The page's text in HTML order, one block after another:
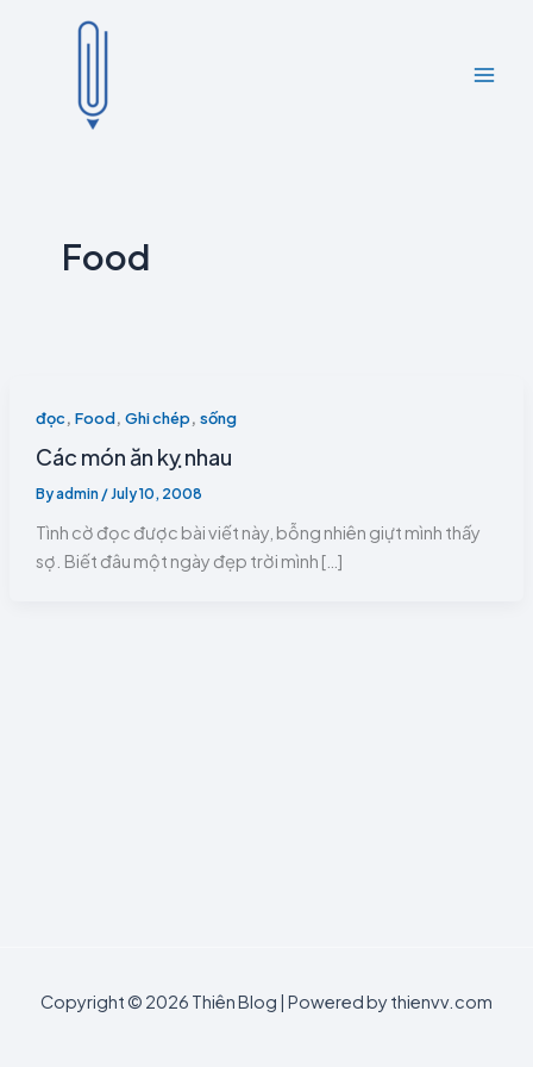
Food
đọc, Food, Ghi chép, sống
Các món ăn kỵ nhau
Byadmin /July 10, 2008
Tình cờ đọc được bài viết này, bỗng nhiên giựt mình thấy
sợ. Biết đâu một ngày đẹp trời mình […]
Copyright © 2026 Thiên Blog | Powered by thienvv.com